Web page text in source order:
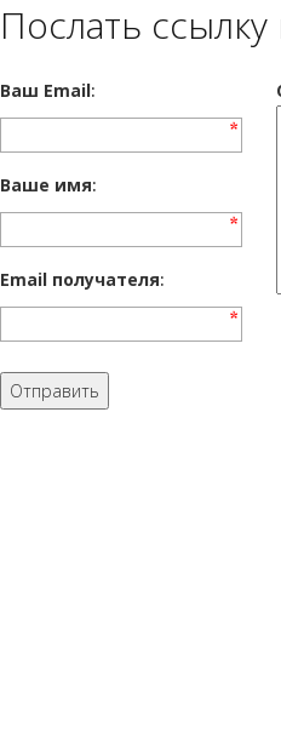
Послать
Ваш Email:
Ваше имя:
Email получателя: